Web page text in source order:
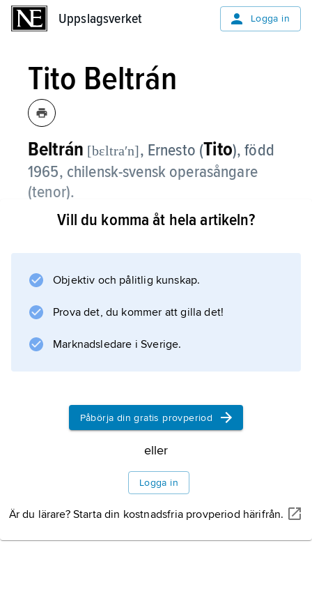
Uppslagsverket Logga in
Tito Beltrán
Beltrán [bɛltraʹn], Ernesto (Tito),född
1965, chilensk-svensk operasångare
(tenor).
Tito Beltrán debuterade 1989 i Göteborg som
(sedan 1992), Toulouse, London, Hamburg
Vill du komma åt hela artikeln?
Objektiv och pålitlig kunskap.
Prova det, du kommer att gilla det!
Marknadsledare i Sverige.
Påbörja din gratis provperiod
eller
Logga in
Är du lärare? Starta din kostnadsfria provperiod härifrån.